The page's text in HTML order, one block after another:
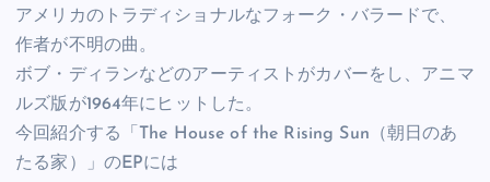
アメリカのトラディショナルなフォーク・バラードで、
作者が不明の曲。
ボブ・ディランなどのアーティストがカバーをし、アニマ
ルズ版が1964年にヒットした。
今回紹介する「The House of the Rising Sun（朝日のあ
たる家）」のEPには